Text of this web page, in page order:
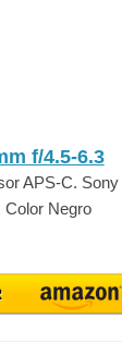
f/4.5-6.3
APS-C.
Color Negro